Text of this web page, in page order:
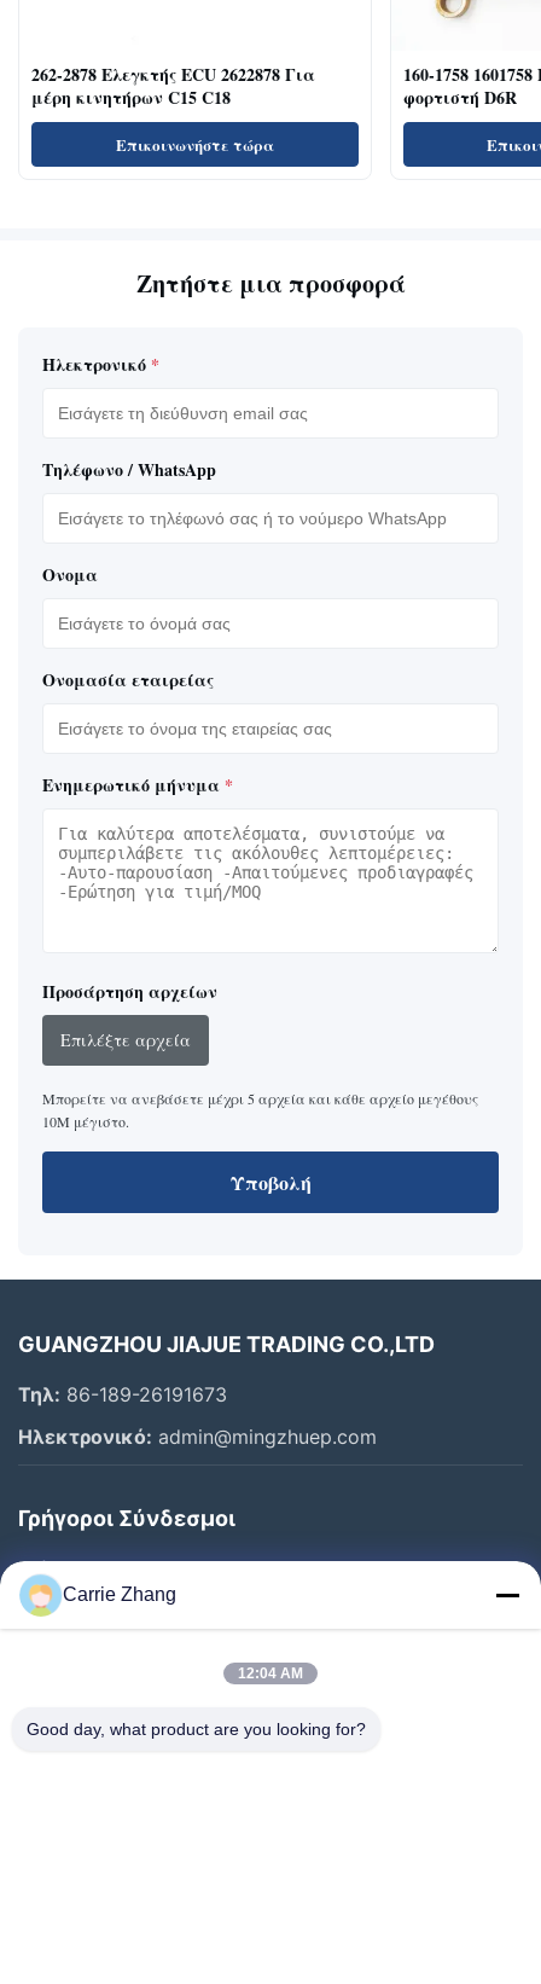
262-2878 Ελεγκτής ECU 2622878 Για
μέρη κινητήρων C15 C18
Επικοινωνήστε τώρα
160-1758
φορτιστή D6R
Ζητήστε μια προσφορά
Ηλεκτρονικό *
Τηλέφωνο / WhatsApp
Ονομα
Ονομασία εταιρείας
Ενημερωτικό μήνυμα *
Προσάρτηση αρχείων
Επιλέξτε αρχεία
Μπορείτε να ανεβάσετε μέχρι 5 αρχεία και κάθε αρχείο μεγέθους
10M μέγιστο.
Υποβολή
GUANGZHOU JIAJUE TRADING CO.,LTD
Τηλ: 86-189-26191673
Ηλεκτρονικό: admin@mingzhuep.com
Γρήγοροι Σύνδεσμοι
Σπίτι
Προϊόντα
Έλεγχος Ποιότητας
Carrie Zhang
12:04 AM
Good day, what product are you looking for?